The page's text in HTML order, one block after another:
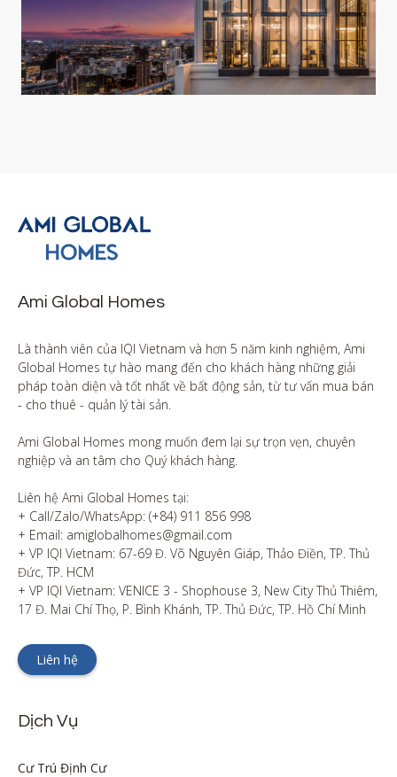
Ami Global Homes
Là thành viên của IQI Vietnam và hơn 5 năm kinh nghiệm, Ami
Global Homes tự hào mang đến cho khách hàng những giải
pháp toàn diện và tốt nhất về bất động sản, từ tư vấn mua bán
- cho thuê - quản lý tài sản.
Ami Global Homes mong muốn đem lại sự trọn vẹn, chuyên
nghiệp và an tâm cho Quý khách hàng.
Liên hệ Ami Global Homes tại:
+ Call/Zalo/WhatsApp: (+84) 911 856 998
+ Email: amiglobalhomes@gmail.com
+ VP IQI Vietnam: 67-69 Đ. Võ Nguyên Giáp, Thảo Điền, TP. Thủ
Đức, TP. HCM
+ VP IQI Vietnam: VENICE 3 - Shophouse 3, New City Thủ Thiêm,
17 Đ. Mai Chí Thọ, P. Bình Khánh, TP. Thủ Đức, TP. Hồ Chí Minh
Liên hệ
Dịch Vụ
Cư Trú Định Cư